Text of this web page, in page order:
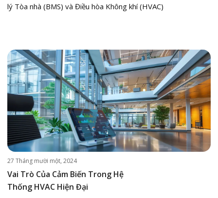
lý Tòa nhà (BMS) và Điều hòa Không khí (HVAC)
27 Tháng mười một, 2024
Vai Trò Của Cảm Biến Trong Hệ
Thống HVAC Hiện Đại